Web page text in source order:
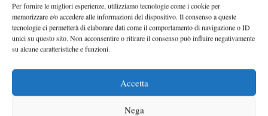
Per fornire le migliori esperienze, utilizziamo tecnologie come i cookie per
memorizzare e/o accedere alle informazioni del dispositivo. Il consenso a queste
tecnologie ci permetterà di elaborare dati come il comportamento di navigazione o ID
unici su questo sito. Non acconsentire o ritirare il consenso può influire negativamente
su alcune caratteristiche e funzioni.
Accetta
Nega